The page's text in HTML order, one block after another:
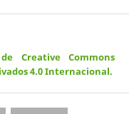
Creative Commons
4.0 Internacional.